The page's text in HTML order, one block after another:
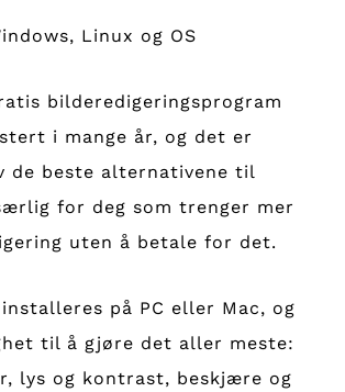
Linux og OS
bilderedigeringsprogram
i mange år, og det er
de beste alternativene til
for deg som trenger mer
uten å betale for det.
på PC eller Mac, og
til å gjøre det aller meste:
lys og kontrast, beskjære og